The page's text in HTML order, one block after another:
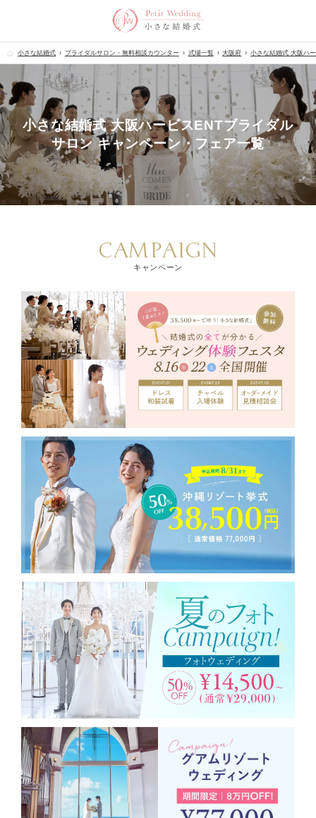
小さな結婚式 ブライダルサロン・無料相談カウンター 式場一覧 大阪府 小さな結婚式 大阪ハ
小さな結婚式 大阪ハービスENTブライダル
サロン キャンペーン・フェア一覧
CAMPAIGN
キャンペーン